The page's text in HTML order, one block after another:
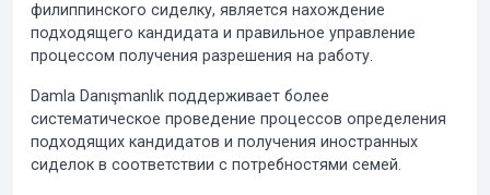
филиппинского сиделку, является нахождение
подходящего кандидата и правильное управление
процессом получения разрешения на работу.
Damla Danışmanlık поддерживает более
систематическое проведение процессов определения
подходящих кандидатов и получения иностранных
сиделок в соответствии с потребностями семей.